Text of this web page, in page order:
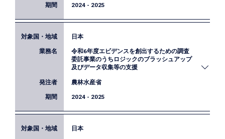
置計画」の事後評価を担当しています。
2024 - 2025
コロナ特例貸付について、実施状況や償還状況等に
ついて調査と評価を行い、今後同様の事態が発生し
た際の政策立案等に資する教訓や、今後同様の事業
た。
日本
令和6年度エビデンスを創出するための調査
委託事業のうちロジックのブラッシュアップ
及びデータ収集等の支援
農林水産省
2024 - 2025
農林水産省におけるEBPMの推進を図るため、行政
日本